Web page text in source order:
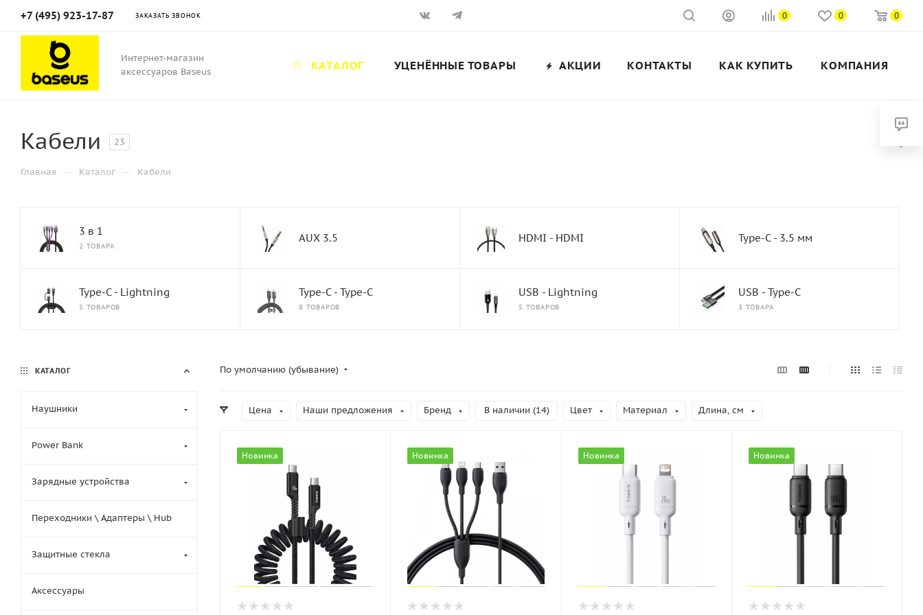
+7 (495) 923-17-87 ЗАКАЗАТЬ ЗВОНОК 0 0 0
Интернет-магазин
аксессуаров Baseus
КАТАЛОГ УЦЕНЁННЫЕ ТОВАРЫ АКЦИИ КОНТАКТЫ КАК КУПИТЬ КОМПАНИЯ
Кабели 23
Главная — Каталог — Кабели
3 в 1
2 ТОВАРА
AUX 3.5 HDMI - HDMI Type-C - 3.5 мм
Type-C - Lightning
5 ТОВАРОВ
Type-C - Type-C
8 ТОВАРОВ
USB - Lightning
5 ТОВАРОВ
USB - Type-C
3 ТОВАРА
По умолчанию (убывание)
Цена Наши предложения Бренд В наличии (14) Цвет Материал Длина, см
Новинка Новинка Новинка Новинка
КАТАЛОГ
Наушники
Power Bank
Зарядные устройства
Переходники \ Адаптеры \ Hub
Защитные стекла
Аксессуары